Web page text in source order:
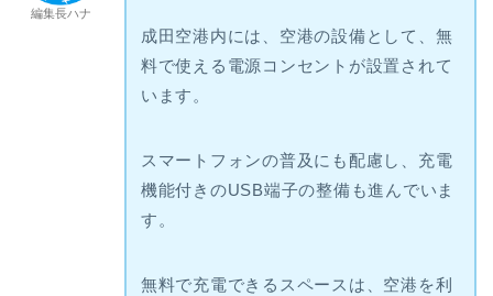
編集長ハナ
成田空港内には、空港の設備として、無
料で使える電源コンセントが設置されて
います。
スマートフォンの普及にも配慮し、充電
機能付きのUSB端子の整備も進んでいま
す。
無料で充電できるスペースは、空港を利